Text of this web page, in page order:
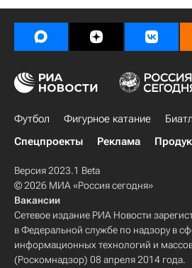
Футбол Фигурное катание
Спецпроекты
Реклама
Версия 2023.1 Beta
© 2026 МИА «Россия сегодня»
Вакансии
Сетевое издание РИА Новости
в Федеральной службе по надзору в
информационных технологий и
(Роскомнадзор) 08 апреля 2014 года.